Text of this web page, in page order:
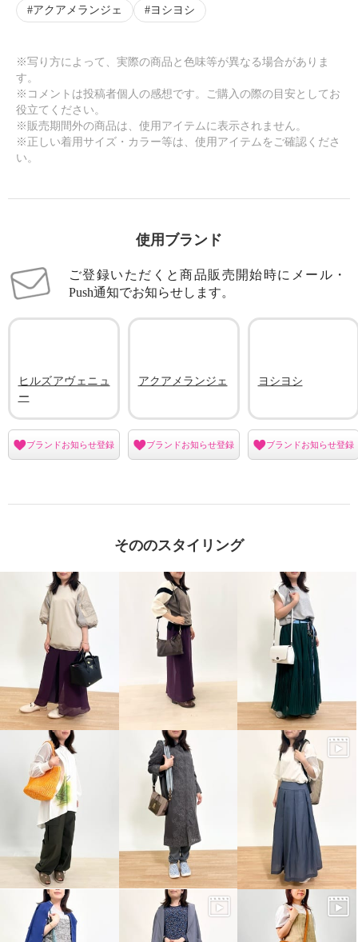
アクアメランジェ
ヨシヨシ
※写り方によって、実際の商品と色味等が異なる場合がありま
す。
※コメントは投稿者個人の感想です。ご購入の際の目安としてお
役立てください。
※販売期間外の商品は、使用アイテムに表示されません。
※正しい着用サイズ・カラー等は、使用アイテムをご確認くださ
い。
使用ブランド
ご登録いただくと商品販売開始時にメール・
Push通知でお知らせします。
ヒルズアヴェニュ
ー
ブランドお知らせ登録
アクアメランジェ
ブランドお知らせ登録
ヨシヨシ
ブランドお知らせ登録
そののスタイリング